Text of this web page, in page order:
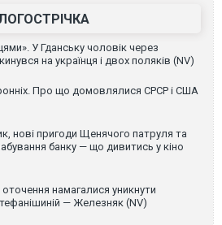
У Гданську чоловік через
на українця і двох поляків (NV)
Про що домовлялися СРСР і США
нові пригоди Щенячого патруля та
банку — що дивитись у кіно
намагалися уникнути
— Железняк (NV)